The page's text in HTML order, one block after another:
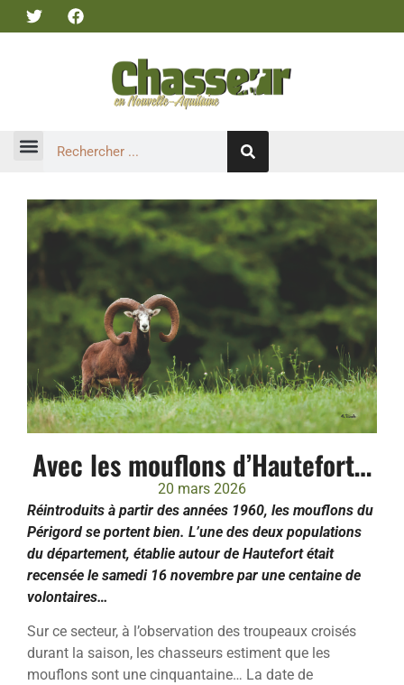
Avec les mouflons d’Hautefort…
20 mars 2026
Réintroduits à partir des années 1960, les mouflons du
Périgord se portent bien. L’une des deux populations
du département, établie autour de Hautefort était
recensée le samedi 16 novembre par une centaine de
volontaires…
Sur ce secteur, à l’observation des troupeaux croisés
durant la saison, les chasseurs estiment que les
mouflons sont une cinquantaine… La date de